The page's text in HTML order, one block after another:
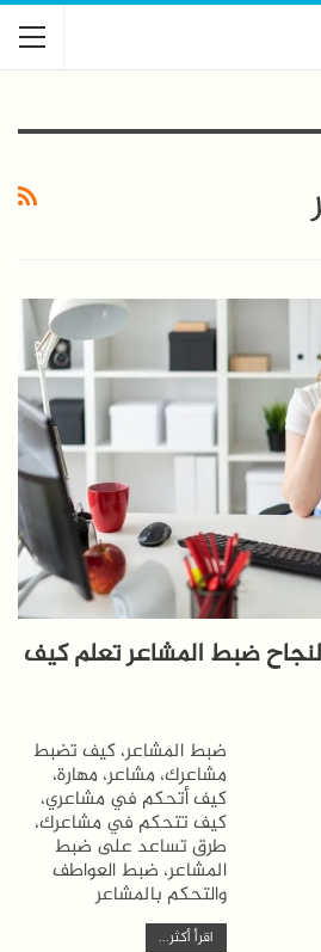
ضبط المشاعر تعلم كيف
ضبط المشاعر، كيف تضبط
مشاعرك، مشاعر، مهارة،
كيف أتحكم في مشاعري،
كيف تتحكم في مشاعرك،
طرق تساعد على ضبط
المشاعر، ضبط العواطف
والتحكم بالمشاعر
اقرأ أكثر...